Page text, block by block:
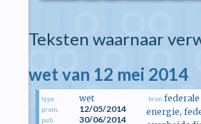
Teksten waarnaar
wet van 12 mei 2014
type wet
prom. 12/05/2014
pub. 30/06/2014
bron
energie,